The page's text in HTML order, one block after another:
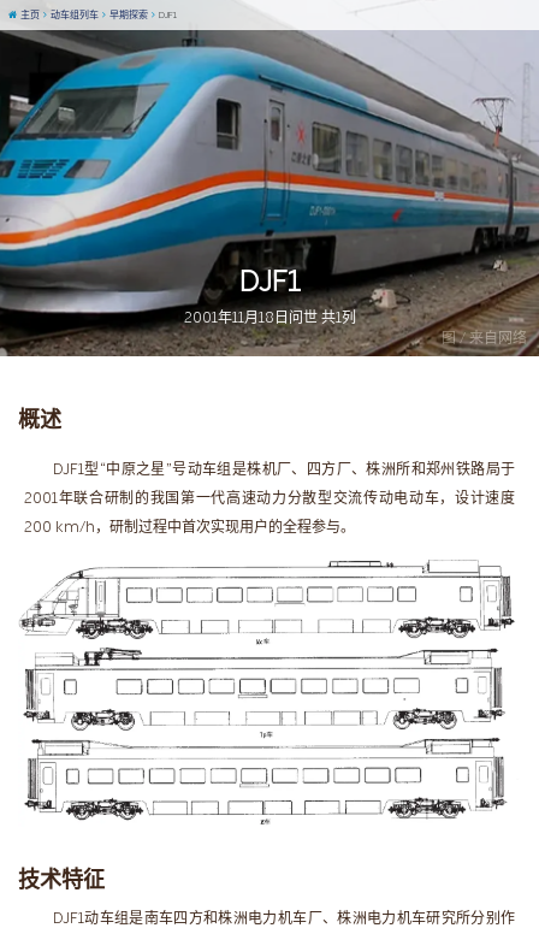
图 / 来自网络
DJF1
2001年11月18日问世 共1列
主页 动车组列车 早期探索 DJF1
概述
DJF1型“中原之星”号动车组是株机厂、四方厂、株洲所和郑州铁路局于
2001年联合研制的我国第一代高速动力分散型交流传动电动车，设计速度
200 km/h，研制过程中首次实现用户的全程参与。
技术特征
DJF1动车组是南车四方和株洲电力机车厂、株洲电力机车研究所分别作